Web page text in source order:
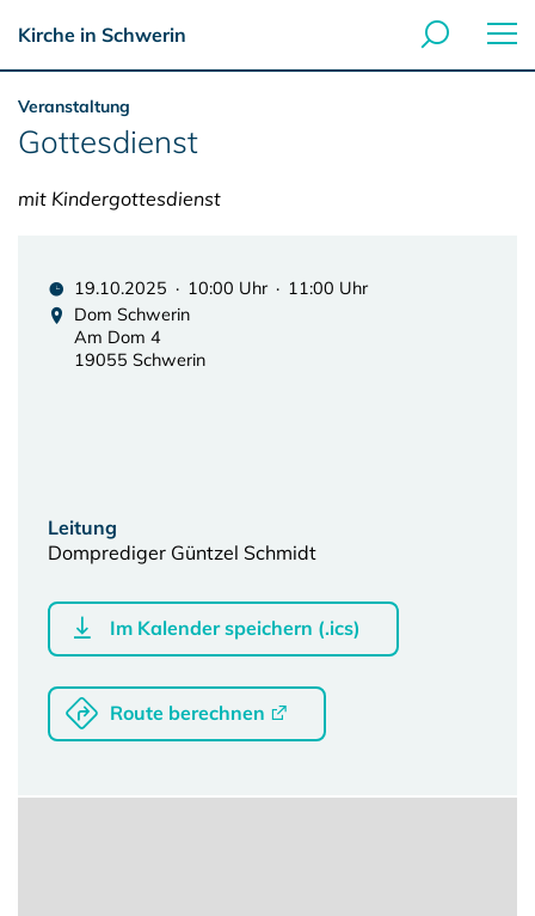
Kirche in Schwerin
Veranstaltung
Gottesdienst
mit Kindergottesdienst
19.10.2025 · 10:00 Uhr · 11:00 Uhr
Dom Schwerin
Am Dom 4
19055 Schwerin
Leitung
Domprediger Güntzel Schmidt
Im Kalender speichern (.ics)
Route berechnen